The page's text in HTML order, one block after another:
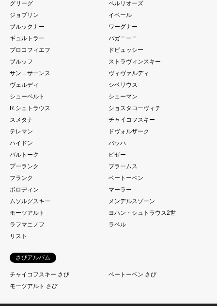
グリーグ
ベルリオーズ
ジョプリン
イベール
ブルックナー
ワーグナー
ギュルトラー
パガニーニ
プロコフィエフ
ドビュッシー
ブルッフ
ストラヴィンスキー
サン＝サーンス
ヴィヴァルディ
ヴェルディ
シベリウス
シューベルト
シューマン
R.シュトラウス
ショスタコーヴィチ
スメタナ
チャイコフスキー
テレマン
ドヴォルザーク
ハイドン
バッハ
バルトーク
ビゼー
プーランク
ブラームス
フランク
ベートーベン
ボロディン
マーラー
ムソルグスキー
メンデルスゾーン
モーツアルト
ヨハン・シュトラウス2世
ラフマニノフ
ラベル
リスト
さびアルバム
チャイコフスキー さび
ベートーベン さび
モーツアルト さび